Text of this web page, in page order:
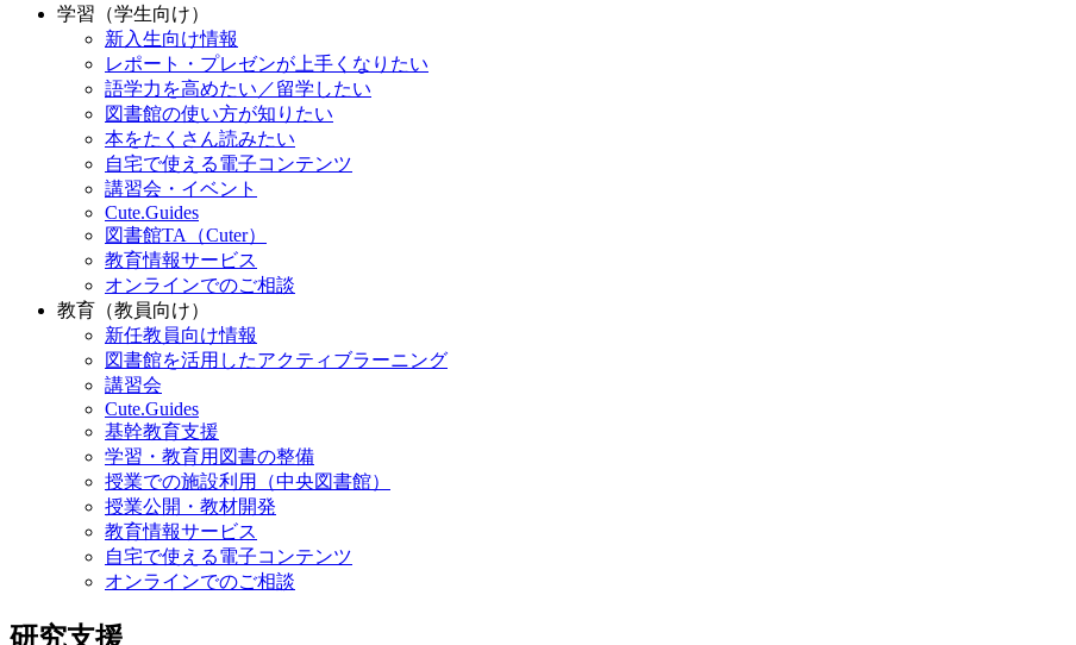
学習（学生向け）
新入生向け情報
レポート・プレゼンが上手くなりたい
語学力を高めたい／留学したい
図書館の使い方が知りたい
本をたくさん読みたい
自宅で使える電子コンテンツ
講習会・イベント
Cute.Guides
図書館TA（Cuter）
教育情報サービス
オンラインでのご相談
教育（教員向け）
新任教員向け情報
図書館を活用したアクティブラーニング
講習会
Cute.Guides
基幹教育支援
学習・教育用図書の整備
授業での施設利用（中央図書館）
授業公開・教材開発
教育情報サービス
自宅で使える電子コンテンツ
オンラインでのご相談
研究支援